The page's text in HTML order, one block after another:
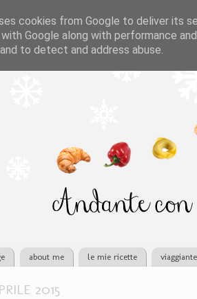
about me le mie ricette
2015
cookies from Google to deliver its
with Google along with performance
to detect and address abuse.